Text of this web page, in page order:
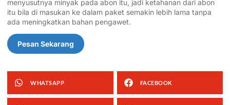
menyusutnya minyak pada abon itu, jadi ketahanan dari abon
itu bila di masukan ke dalam paket semakin lebih lama tanpa
ada meningkatkan bahan pengawet.
Pesan Sekarang
WHATSAPP FACEBOOK